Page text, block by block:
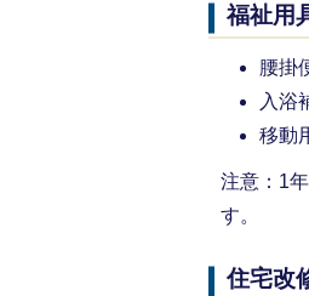
福祉用
腰掛
入浴
移動
注意：1
す。
住宅改